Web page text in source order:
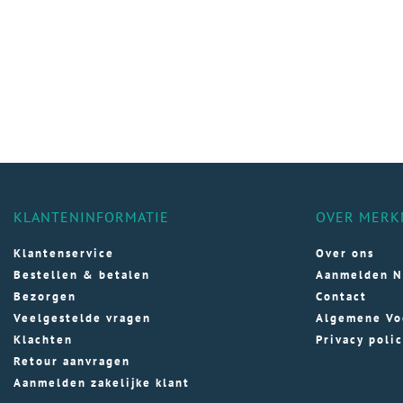
KLANTENINFORMATIE
Klantenservice
Bestellen & betalen
Bezorgen
Veelgestelde vragen
Klachten
Retour aanvragen
Aanmelden zakelijke klant
OVER
Over ons
Aanmelden
Contact
Algemene
Privacy